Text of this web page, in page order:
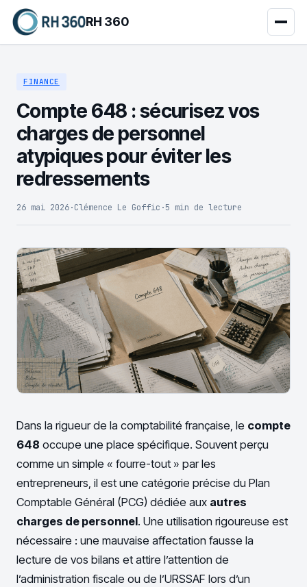
RH 360
FINANCE
Compte 648 : sécurisez vos
charges de personnel
atypiques pour éviter les
redressements
26 mai 2026·Clémence Le Goffic ·5 min de lecture
Dans la rigueur de la comptabilité française, le compte
648 occupe une place spécifique. Souvent perçu
comme un simple « fourre-tout » par les
entrepreneurs, il est une catégorie précise du Plan
Comptable Général (PCG) dédiée aux autres
charges de personnel. Une utilisation rigoureuse est
nécessaire : une mauvaise affectation fausse la
lecture de vos bilans et attire l’attention de
l’administration fiscale ou de l’URSSAF lors d’un